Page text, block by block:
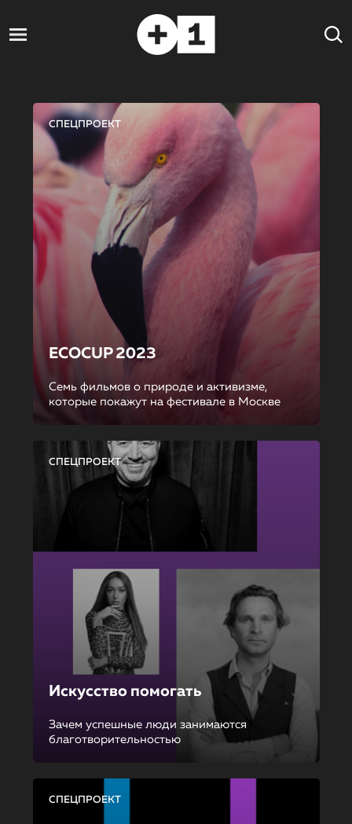
СПЕЦПРОЕКТ
ECOCUP 2023
Семь фильмов о природе и активизме,
которые покажут на фестивале в Москве
СПЕЦПРОЕКТ
Искусство помогать
Зачем успешные люди занимаются
благотворительностью
СПЕЦПРОЕКТ